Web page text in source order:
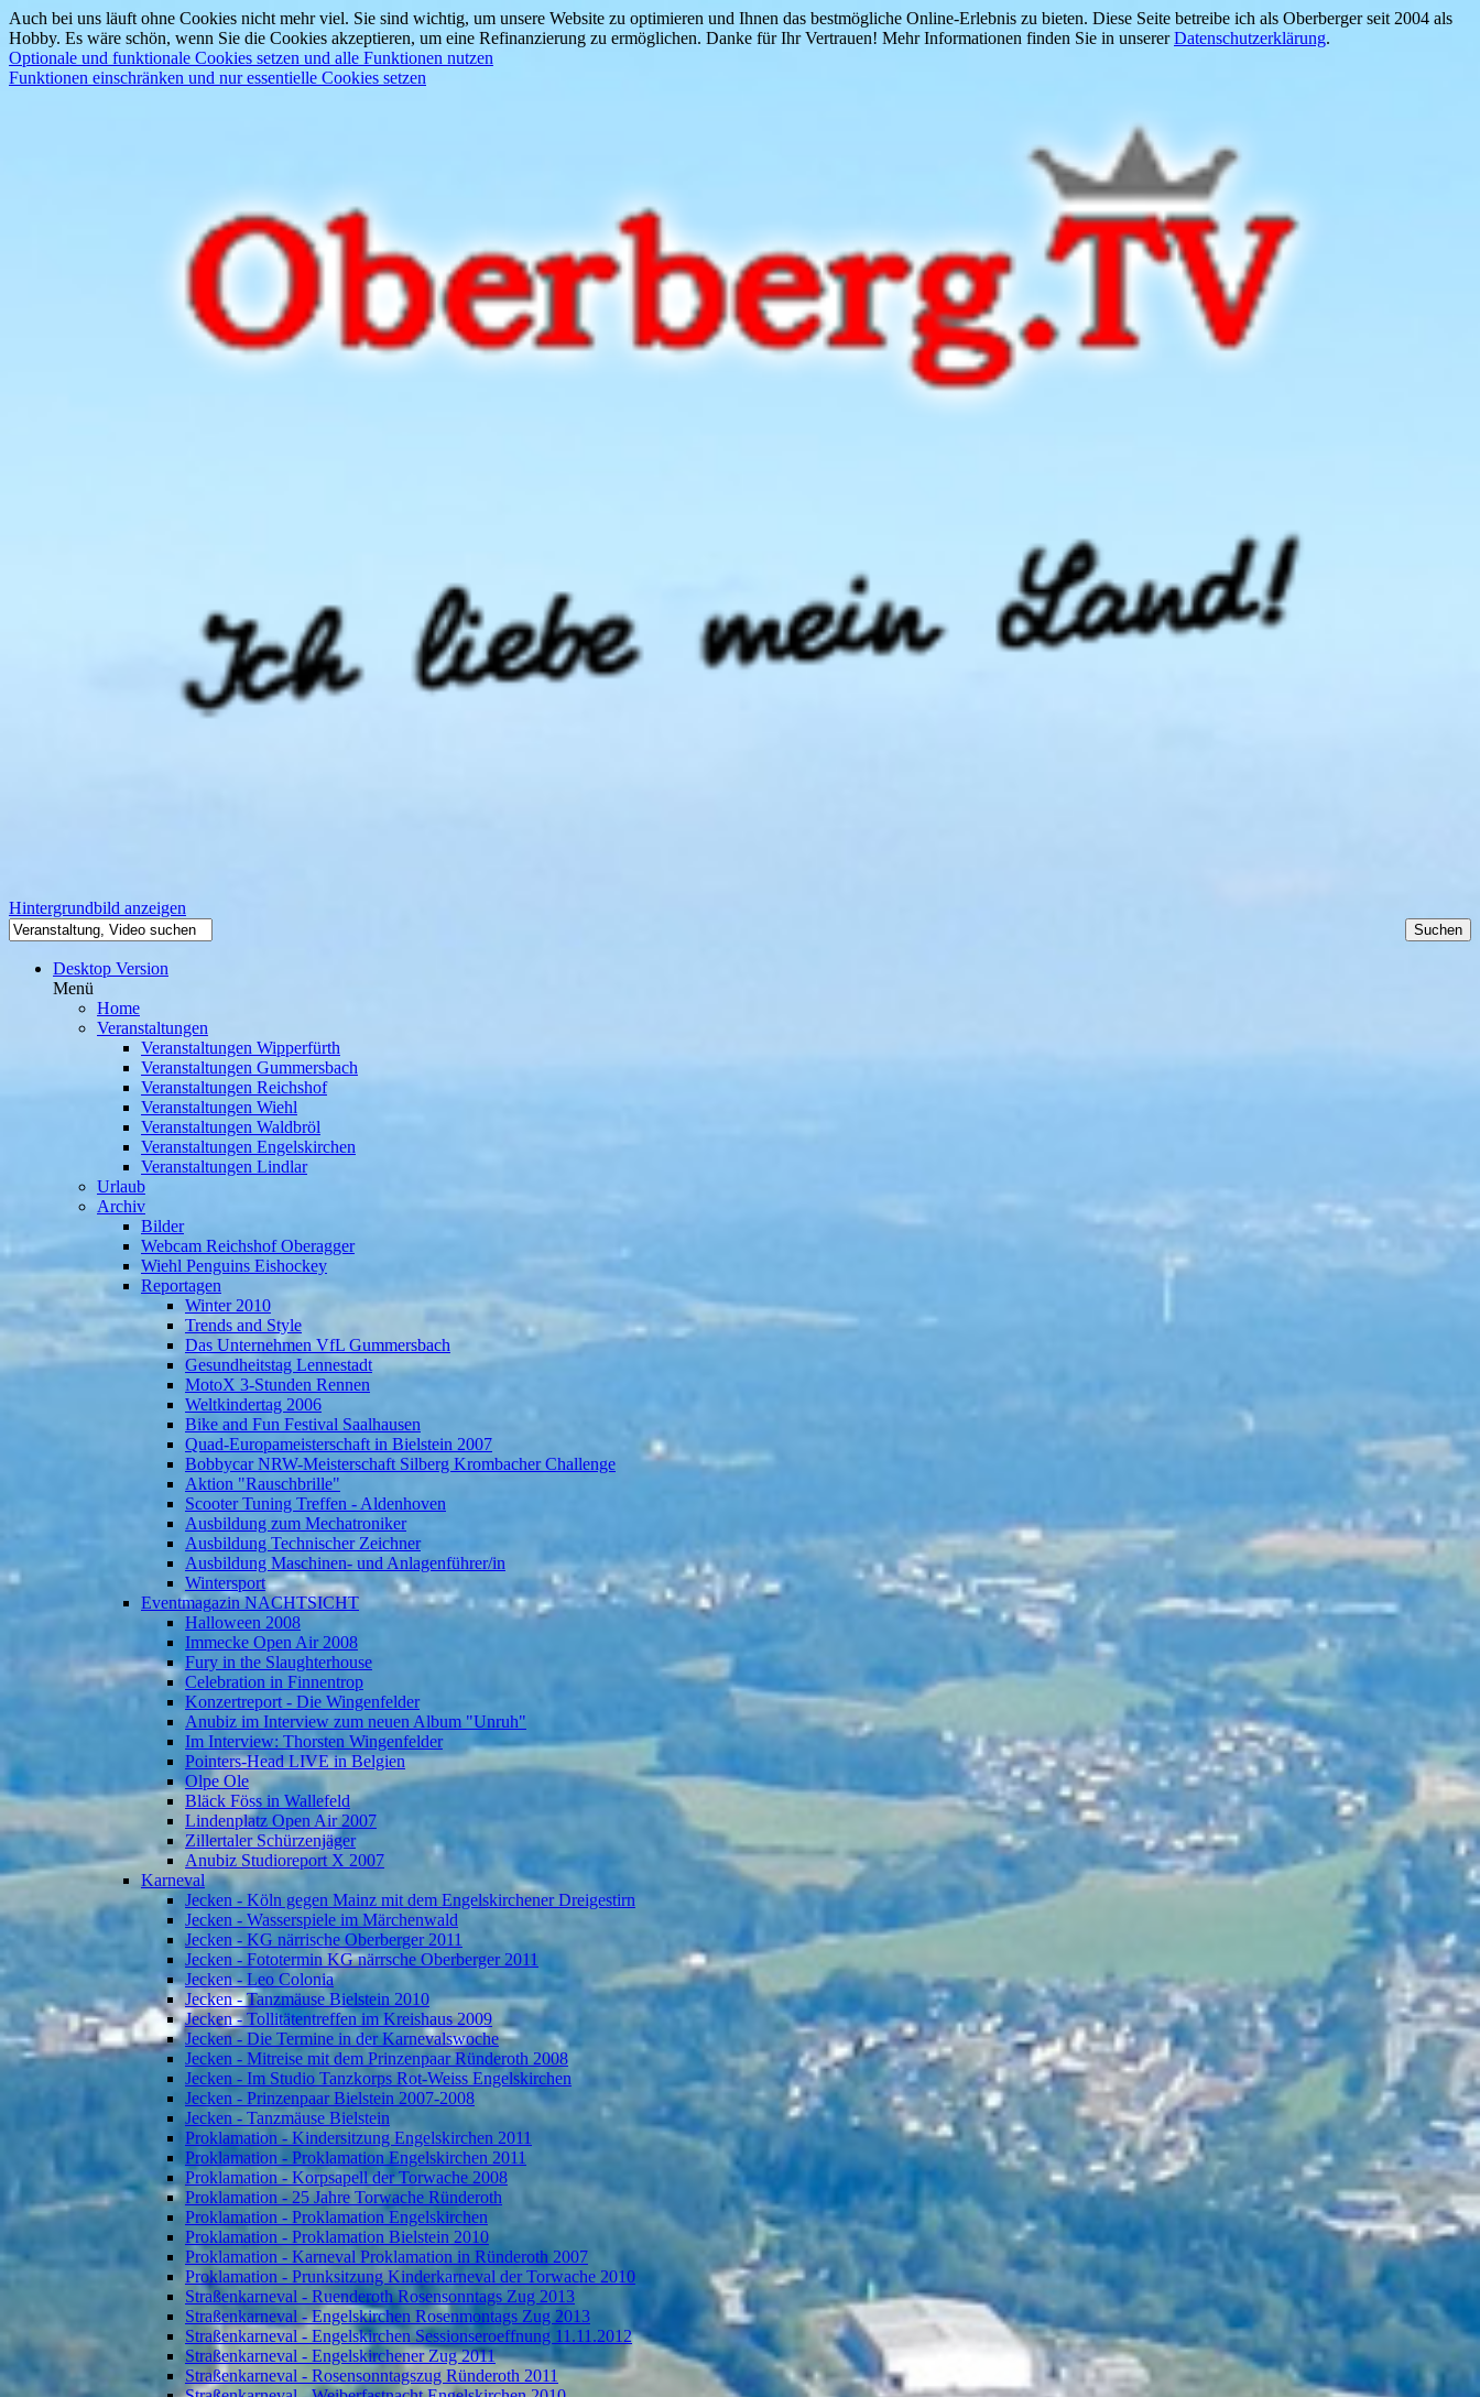
Auch bei uns läuft ohne Cookies nicht mehr viel. Sie sind wichtig, um unsere Website zu optimieren und Ihnen das bestmögliche Online-Erlebnis zu bieten. Diese Seite betreibe ich als Oberberger seit 2004 als
Hobby. Es wäre schön, wenn Sie die Cookies akzeptieren, um eine Refinanzierung zu ermöglichen. Danke für Ihr Vertrauen! Mehr Informationen finden Sie in unsererDatenschutzerklärung.
Optionale und funktionale Cookies setzen und alle Funktionen nutzen
Funktionen einschränken und nur essentielle Cookies setzen
Hintergrundbild anzeigen
Desktop Version
Menü
Home
Veranstaltungen
Veranstaltungen Wipperfürth
Veranstaltungen Gummersbach
Veranstaltungen Reichshof
Veranstaltungen Wiehl
Veranstaltungen Waldbröl
Veranstaltungen Engelskirchen
Veranstaltungen Lindlar
Urlaub
Archiv
Bilder
Webcam Reichshof Oberagger
Wiehl Penguins Eishockey
Reportagen
Winter 2010
Trends and Style
Das Unternehmen VfL Gummersbach
Gesundheitstag Lennestadt
MotoX 3-Stunden Rennen
Weltkindertag 2006
Bike and Fun Festival Saalhausen
Quad-Europameisterschaft in Bielstein 2007
Bobbycar NRW-Meisterschaft Silberg Krombacher Challenge
Aktion "Rauschbrille"
Scooter Tuning Treffen - Aldenhoven
Ausbildung zum Mechatroniker
Ausbildung Technischer Zeichner
Ausbildung Maschinen- und Anlagenführer/in
Wintersport
Eventmagazin NACHTSICHT
Halloween 2008
Immecke Open Air 2008
Fury in the Slaughterhouse
Celebration in Finnentrop
Konzertreport - Die Wingenfelder
Anubiz im Interview zum neuen Album "Unruh"
Im Interview: Thorsten Wingenfelder
Pointers-Head LIVE in Belgien
Olpe Ole
Bläck Föss in Wallefeld
Lindenplatz Open Air 2007
Zillertaler Schürzenjäger
Anubiz Studioreport X 2007
Karneval
Jecken - Köln gegen Mainz mit dem Engelskirchener Dreigestirn
Jecken - Wasserspiele im Märchenwald
Jecken - KG närrische Oberberger 2011
Jecken - Fototermin KG närrsche Oberberger 2011
Jecken - Leo Colonia
Jecken - Tanzmäuse Bielstein 2010
Jecken - Tollitätentreffen im Kreishaus 2009
Jecken - Die Termine in der Karnevalswoche
Jecken - Mitreise mit dem Prinzenpaar Ründeroth 2008
Jecken - Im Studio Tanzkorps Rot-Weiss Engelskirchen
Jecken - Prinzenpaar Bielstein 2007-2008
Jecken - Tanzmäuse Bielstein
Proklamation - Kindersitzung Engelskirchen 2011
Proklamation - Proklamation Engelskirchen 2011
Proklamation - Korpsapell der Torwache 2008
Proklamation - 25 Jahre Torwache Ründeroth
Proklamation - Proklamation Engelskirchen
Proklamation - Proklamation Bielstein 2010
Proklamation - Karneval Proklamation in Ründeroth 2007
Proklamation - Prunksitzung Kinderkarneval der Torwache 2010
Straßenkarneval - Ruenderoth Rosensonntags Zug 2013
Straßenkarneval - Engelskirchen Rosenmontags Zug 2013
Straßenkarneval - Engelskirchen Sessionseroeffnung 11.11.2012
Straßenkarneval - Engelskirchener Zug 2011
Straßenkarneval - Rosensonntagszug Ründeroth 2011